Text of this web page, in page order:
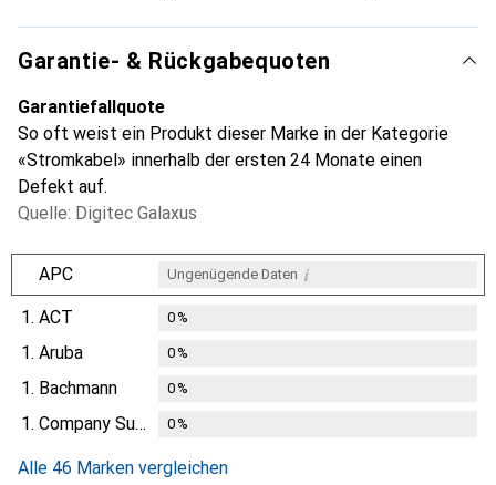
Garantie- & Rückgabequoten
Garantiefallquote
So oft weist ein Produkt dieser Marke in der Kategorie
«Stromkabel» innerhalb der ersten 24 Monate einen
Defekt auf.
Quelle: Digitec Galaxus
APC Ungenügende Daten i
1. ACT 0%
1. Aruba 0%
1. Bachmann 0%
1. Company Supplies 0%
Alle 46 Marken vergleichen